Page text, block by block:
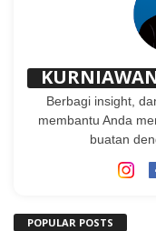
Berbagi insight,
membantu Anda
buatan
POPULAR POSTS